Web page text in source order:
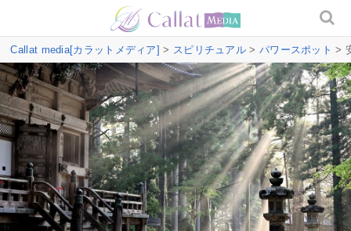
Callat media[カラットメディア] > スピリチュアル > パワースポット >